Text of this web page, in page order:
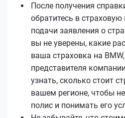
После получения
обратитесь в
подачи заявления о
вы не уверены, какие
ваша страховка на
представителя
узнать, сколько стоит
вашем регионе, чтобы
полис и понимать его